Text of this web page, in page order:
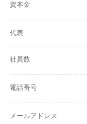
資本金
代表
社員数
電話番号
メールアドレス